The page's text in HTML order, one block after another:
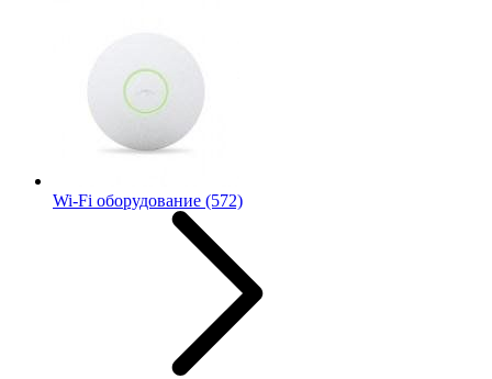
Wi-Fi оборудование (572)